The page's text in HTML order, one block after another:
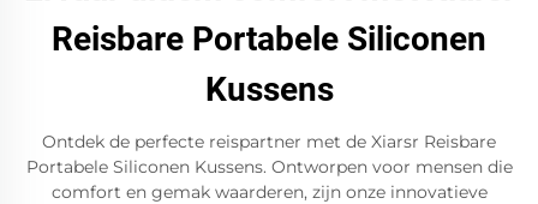
Reisbare Portabele Siliconen
Kussens
Ontdek de perfecte reispartner met de Xiarsr Reisbare
Portabele Siliconen Kussens. Ontworpen voor mensen die
comfort en gemak waarderen, zijn onze innovatieve